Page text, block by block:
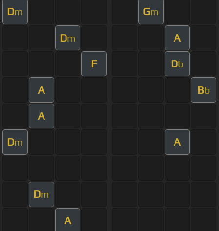
Dm Gm
Dm A
F Db
A Bb
A
Dm A
Dm
A